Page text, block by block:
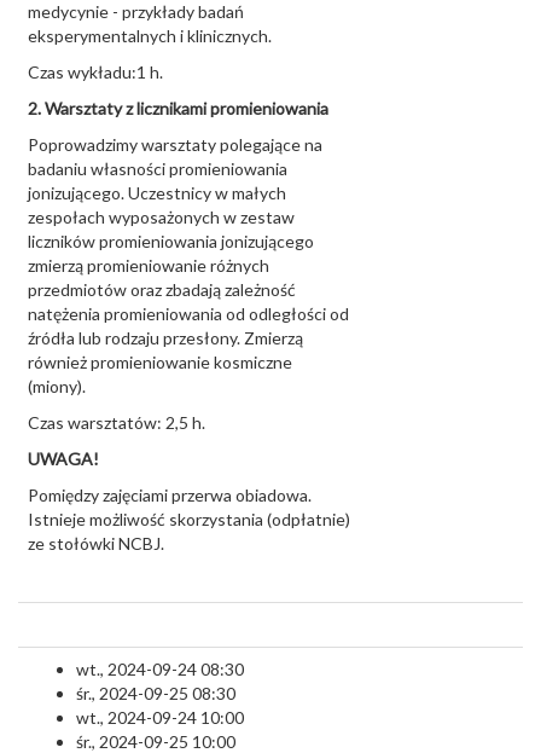
medycynie - przykłady badań
eksperymentalnych i klinicznych.
Czas wykładu:1 h.
2. Warsztaty z licznikami promieniowania
Poprowadzimy warsztaty polegające na
badaniu własności promieniowania
jonizującego. Uczestnicy w małych
zespołach wyposażonych w zestaw
liczników promieniowania jonizującego
zmierzą promieniowanie różnych
przedmiotów oraz zbadają zależność
natężenia promieniowania od odległości od
źródła lub rodzaju przesłony. Zmierzą
również promieniowanie kosmiczne
(miony).
Czas warsztatów: 2,5 h.
UWAGA!
Pomiędzy zajęciami przerwa obiadowa.
Istnieje możliwość skorzystania (odpłatnie)
ze stołówki NCBJ.
wt., 2024-09-24 08:30
śr., 2024-09-25 08:30
wt., 2024-09-24 10:00
śr., 2024-09-25 10:00